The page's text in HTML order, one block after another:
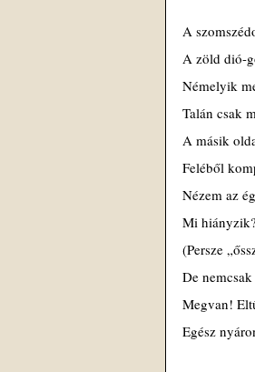
A
A zöld dió-
Némelyik
Talán csak
A másik
Feléből
Nézem az
Mi
(Persze
De nemcsak
Megvan!
Egész